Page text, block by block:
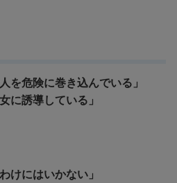
を危険に巻き込んでいる」
に誘導している」
けにはいかない」